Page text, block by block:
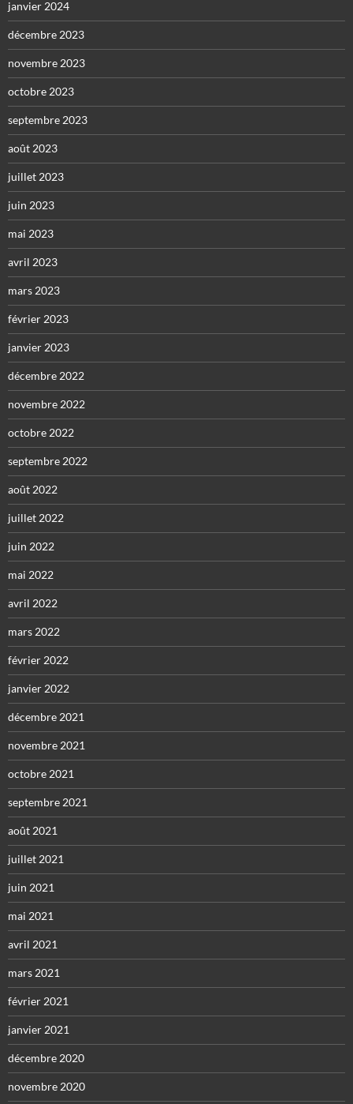
janvier 2024
décembre 2023
novembre 2023
octobre 2023
septembre 2023
août 2023
juillet 2023
juin 2023
mai 2023
avril 2023
mars 2023
février 2023
janvier 2023
décembre 2022
novembre 2022
octobre 2022
septembre 2022
août 2022
juillet 2022
juin 2022
mai 2022
avril 2022
mars 2022
février 2022
janvier 2022
décembre 2021
novembre 2021
octobre 2021
septembre 2021
août 2021
juillet 2021
juin 2021
mai 2021
avril 2021
mars 2021
février 2021
janvier 2021
décembre 2020
novembre 2020